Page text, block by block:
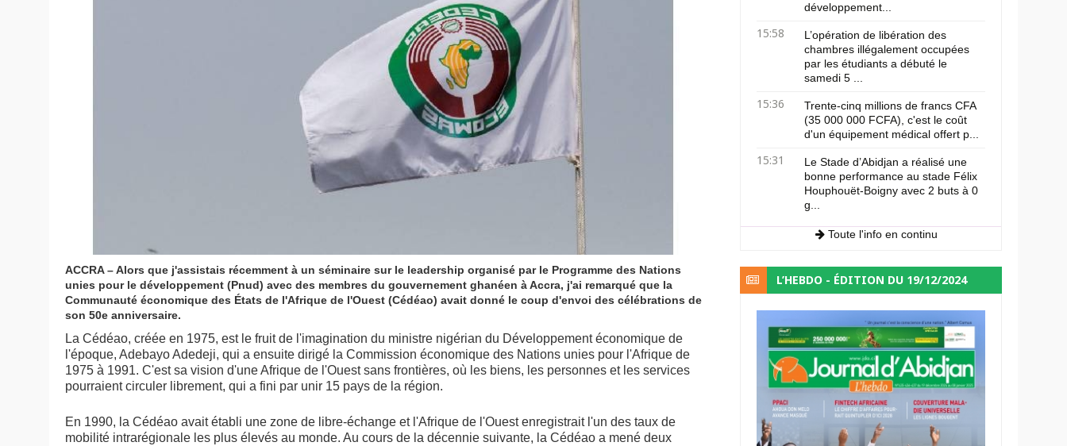
ACCRA – Alors que j'assistais récemment à un séminaire sur le leadership organisé par le Programme des Nations
unies pour le développement (Pnud) avec des membres du gouvernement ghanéen à Accra, j'ai remarqué que la
Communauté économique des États de l'Afrique de l'Ouest (Cédéao) avait donné le coup d'envoi des célébrations de
son 50e anniversaire.
La Cédéao, créée en 1975, est le fruit de l'imagination du ministre nigérian du Développement économique de
l'époque, Adebayo Adedeji, qui a ensuite dirigé la Commission économique des Nations unies pour l'Afrique de
1975 à 1991. C'est sa vision d'une Afrique de l'Ouest sans frontières, où les biens, les personnes et les services
pourraient circuler librement, qui a fini par unir 15 pays de la région.
En 1990, la Cédéao avait établi une zone de libre-échange et l'Afrique de l'Ouest enregistrait l'un des taux de
mobilité intrarégionale les plus élevés au monde. Au cours de la décennie suivante, la Cédéao a mené deux
développement...
15:58
L’opération de libération des
chambres illégalement occupées
par les étudiants a débuté le
samedi 5 ...
15:36
Trente-cinq millions de francs CFA
(35 000 000 FCFA), c'est le coût
d'un équipement médical offert p...
15:31
Le Stade d’Abidjan a réalisé une
bonne performance au stade Félix
Houphouët-Boigny avec 2 buts à 0
g...
Toute l'info en continu
L’HEBDO - ÉDITION DU 19/12/2024